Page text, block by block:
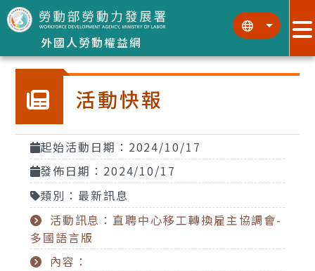
跳到主要內容區塊
外國人勞動權益網
::: :::
活動快報
起始活動日期：2024/10/17
發佈日期：2024/10/17
類別：最新訊息
活動訊息：直聘中心移工轉換雇主協調會-
多國語言版
內容：